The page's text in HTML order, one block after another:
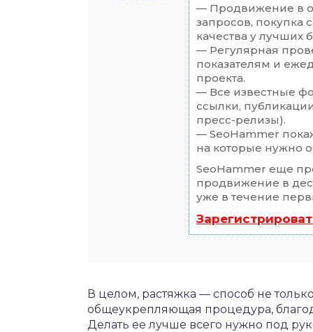
— Продвижение в
запросов, покупка
качества у лучших
— Регулярная
показателям и
проекта.
— Все известные
ссылки,
пресс-релизы).
— SeoHammer
на которые нужно
SeoHammer еще
продвижение в
уже в течение
В целом, растяжка — способ не
общеукрепляющая процедура,
Делать ее лучше всего нужно под